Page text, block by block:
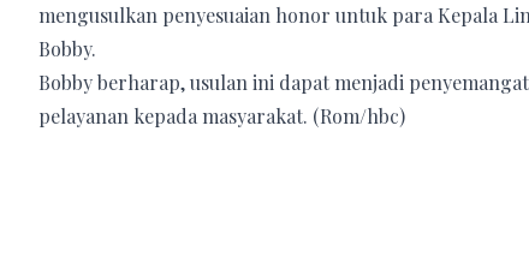
mengusulkan penyesuaian honor untuk para Kepala
Bobby.
Bobby berharap, usulan ini dapat menjadi
pelayanan kepada masyarakat. (Rom/hbc)